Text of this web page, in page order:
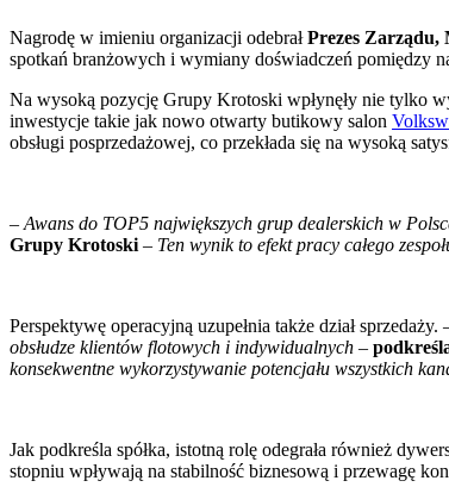
Nagrodę w imieniu organizacji odebrałPrezes Zarządu,
spotkań branżowych i wymiany doświadczeń pomiędzy
Na wysoką pozycję Grupy Krotoski wpłynęły nie tylko
inwestycje takie jak nowo otwarty butikowy salon
obsługi posprzedażowej, co przekłada się na wysoką
– Awans do TOP5 największych grup dealerskich w
Grupy Krotoski – Ten wynik to efekt pracy całego
Perspektywę operacyjną uzupełnia także dział sprzedaży.
obsłudze klientów flotowych i indywidualnych –
konsekwentne wykorzystywanie potencjału wszystkich
Jak podkreśla spółka, istotną rolę odegrała również
stopniu wpływają na stabilność biznesową i przewagę